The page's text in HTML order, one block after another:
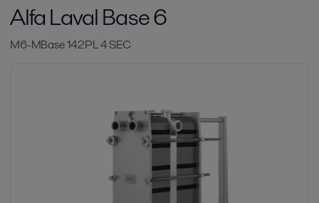
Alfa Laval Base 6
M6-MBase 142PL 4 SEC